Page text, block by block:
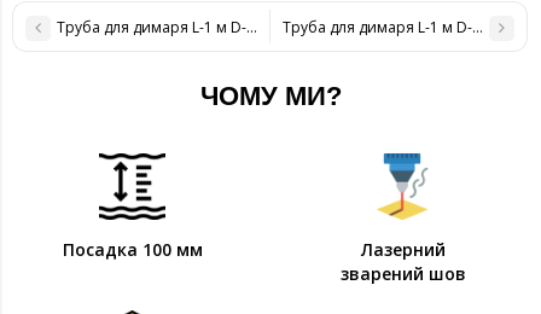
Труба для димаря L-1 м D-300 мм товщина 1 ммТруба для димаря L-1 м D-400 мм
ЧОМУ МИ?
Посадка 100 мм
Лазерний
зварений шов